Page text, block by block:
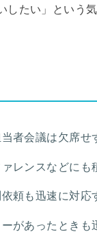
したい」という
者会議は欠席せ
レンスなどにも
頼も迅速に対応
ーがあったとき